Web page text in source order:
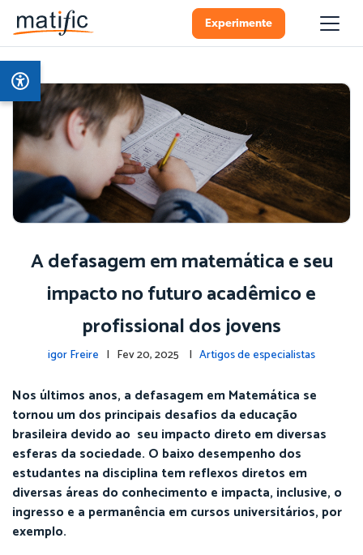
Experimente
A defasagem em matemática e seu
impacto no futuro acadêmico e
profissional dos jovens
igor Freire | Fev 20, 2025 | Artigos de especialistas
Nos últimos anos, a defasagem em Matemática se
tornou um dos principais desafios da educação
brasileira devido ao seu impacto direto em diversas
esferas da sociedade. O baixo desempenho dos
estudantes na disciplina tem reflexos diretos em
diversas áreas do conhecimento e impacta, inclusive, o
ingresso e a permanência em cursos universitários, por
exemplo.